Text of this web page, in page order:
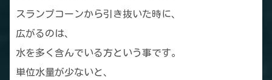
スランプコーンから引き抜いた時に、
広がるのは、
水を多く含んでいる方という事です。
単位水量が少ないと、